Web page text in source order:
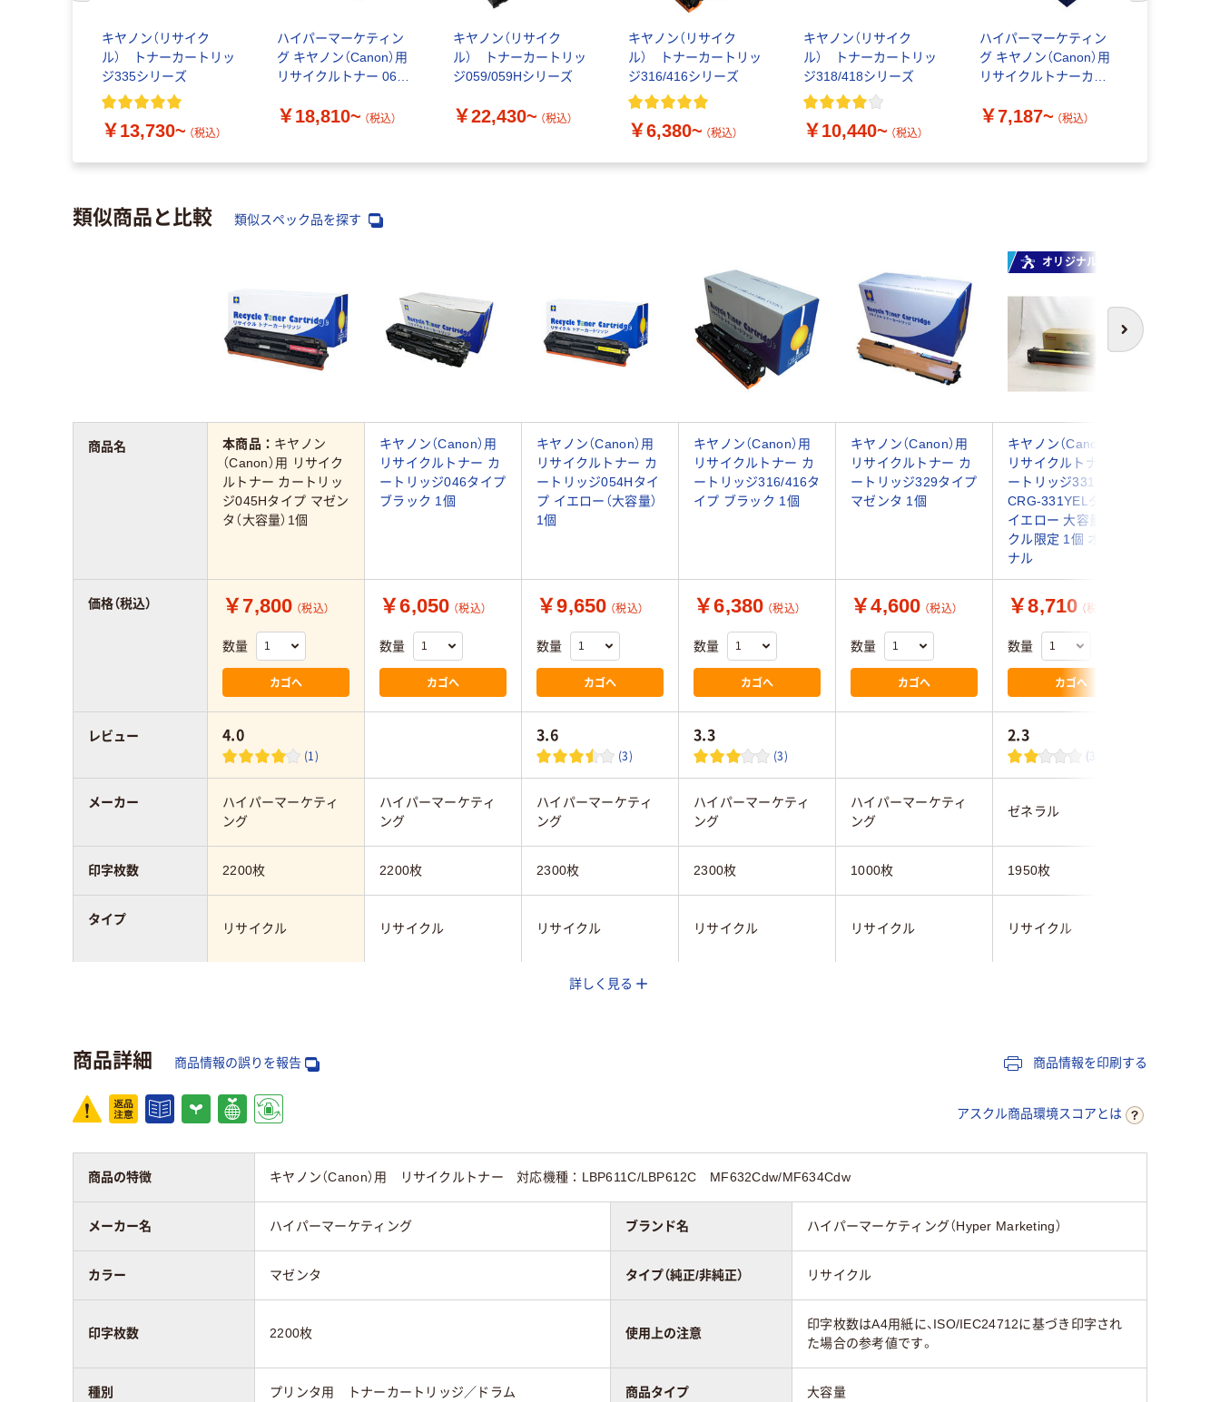
キヤノン（リサイク
ル） トナーカートリッ
ジ335シリーズ
￥13,730~ （税込）
ハイパーマーケティン
グ キヤノン（Canon）用
リサイクルトナー 069H
￥18,810~ （税込）
キヤノン（リサイク
ル） トナーカートリッ
ジ059/059Hシリーズ
￥22,430~ （税込）
キヤノン（リサイク
ル） トナーカートリッ
ジ316/416シリーズ
￥6,380~ （税込）
キヤノン（リサイク
ル） トナーカートリッ
ジ318/418シリーズ
￥10,440~ （税込）
ハイパーマーケティン
グ キヤノン（Canon）用
リサイクルトナーカー
￥7,187~ （税込）
類似商品と比較 類似スペック品を探す
次へ
オリジナル
本商品： キヤノン
（Canon）用 リサイク
ルトナー カートリッ
ジ045Hタイプ マゼン
タ（大容量）1個
キヤノン（Canon）用
リサイクルトナー カ
ートリッジ046タイプ
ブラック 1個
キヤノン（Canon）用
リサイクルトナー カ
ートリッジ054Hタイ
プ イエロー（大容量）
1個
キヤノン（Canon）用
リサイクルトナー カ
ートリッジ316/416タ
イプ ブラック 1個
キヤノン（Canon）用
リサイクルトナー カ
ートリッジ329タイプ
マゼンタ 1個
キヤノン（Canon）用
リサイクルトナー カ
ートリッジ331Y
CRG-331YELタイプ
イエロー 大容量 アス
クル限定 1個 オリジ
ナル
￥7,800 （税込）
数量
カゴへ
￥6,050 （税込）
数量
カゴへ
￥9,650 （税込）
数量
カゴへ
￥6,380 （税込）
数量
カゴへ
￥4,600 （税込）
数量
カゴへ
￥8,710 （税込）
数量
カゴへ
4.0
(1)
3.6
(3)
3.3
(3)
2.3
(3)
ハイパーマーケティ
ング
ハイパーマーケティ
ング
ハイパーマーケティ
ング
ハイパーマーケティ
ング
ハイパーマーケティ
ング
ゼネラル
2200枚 2200枚 2300枚 2300枚 1000枚 1950枚
リサイクル リサイクル リサイクル リサイクル リサイクル リサイクル
イエロー系
商品名
価格（税込）
レビュー
メーカー
印字枚数
タイプ
スコア
詳しく見る
商品詳細 商品情報の誤りを報告 商品情報を印刷する
アスクル商品環境スコアとは
商品の特徴 キヤノン（Canon）用 リサイクルトナー 対応機種：LBP611C/LBP612C MF632Cdw/MF634Cdw
メーカー名 ハイパーマーケティング ブランド名 ハイパーマーケティング（Hyper Marketing）
カラー マゼンタ タイプ（純正/非純正） リサイクル
印字枚数 2200枚 使用上の注意
印字枚数はA4用紙に、ISO/IEC24712に基づき印字され
た場合の参考値です。
種別 プリンタ用 トナーカートリッジ／ドラム 商品タイプ 大容量